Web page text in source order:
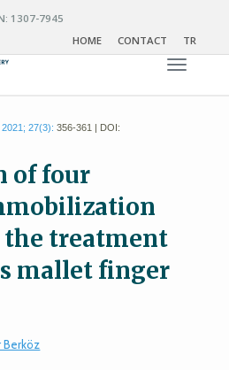
1307-7945
HOME
CONTACT TR
Toggle
27(3): 356-361 | DOI:
of four
treatment
mallet finger